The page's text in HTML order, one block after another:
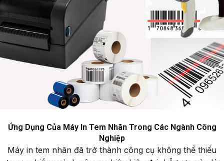
Ứng Dụng Của Máy In Tem Nhãn Trong Các Ngành Công
Nghiệp
Máy in tem nhãn đã trở thành công cụ không thể thiếu